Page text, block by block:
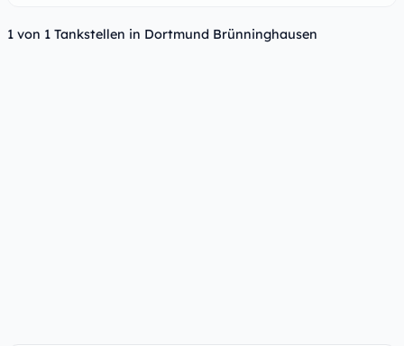
1 von 1 Tankstellen in Dortmund Brünninghausen